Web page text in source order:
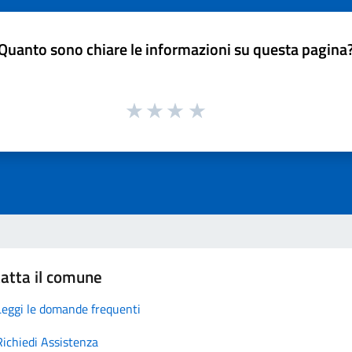
sono chiare le informazioni su questa
il comune
le domande frequenti
Assistenza